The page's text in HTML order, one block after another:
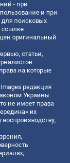
- при
и при
поисковых
ссылке
оригинальный
статьи,
на которые
редакция
Украины
не имеет права
их